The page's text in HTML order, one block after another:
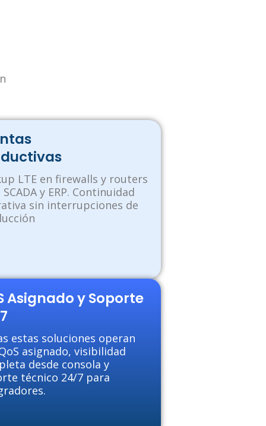
LTE en firewalls y routers
y ERP. Continuidad
sin interrupciones de
Asignado y Soporte
estas soluciones operan
asignado, visibilidad
desde consola y
técnico 24/7 para